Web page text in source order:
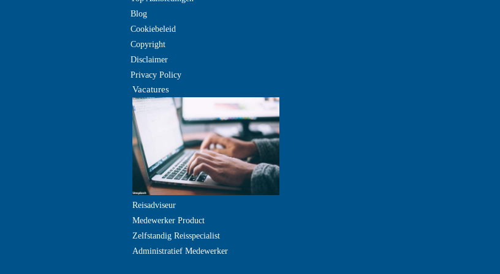
Blog
Cookiebeleid
Copyright
Disclaimer
Privacy Policy
Vacatures
Reisadviseur
Medewerker Product
Zelfstandig Reisspecialist
Administratief Medewerker